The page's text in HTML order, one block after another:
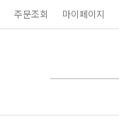
주문조회 마이페이지